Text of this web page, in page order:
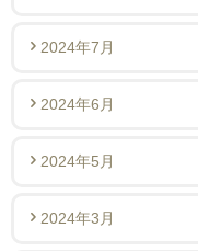
2024年7月
2024年6月
2024年5月
2024年3月